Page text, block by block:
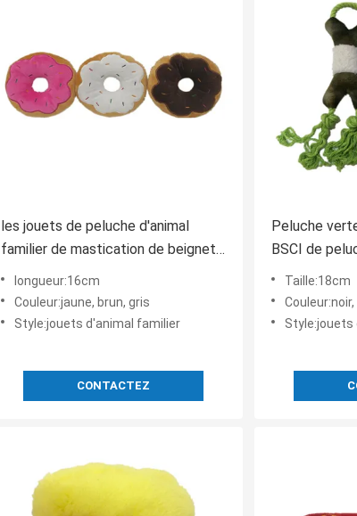
les jouets de peluche d'animal
familier de mastication de beignet
de chien de 16cm 6.3in
retentissent Fouction
longueur:16cm
Couleur:jaune, brun, gris
Style:jouets d'animal familier
CONTACTEZ
Peluche
BSCI de
18cm 7.09in
Taille:18cm
Style:jouets